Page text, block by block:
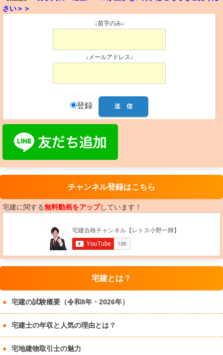
さい＞＞
↓苗字のみ↓
↓メールアドレス↓
登録
チャンネル登録はこちら
宅建に関する無料動画をアップしています！
宅建とは？
宅建の試験概要（令和8年・2026年）
宅建士の年収と人気の理由とは？
宅地建物取引士の魅力